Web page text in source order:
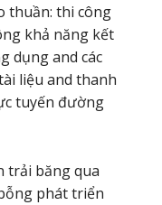
thuần: thi công
khả năng kết
dụng and các
liệu and thanh
tuyến đường
trải băng qua
phát triển